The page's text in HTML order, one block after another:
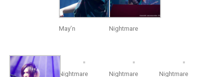
May’n Nightmare
Nightmare Nightmare Nightmare